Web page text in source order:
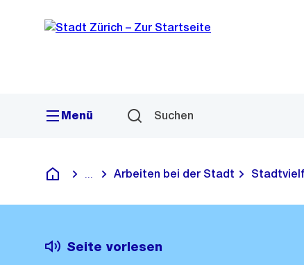
Navigation
Sprunglink
Menü Suchen
Deutsch
Blende alle Breadcrumbs ein
Arbeiten bei der Stadt
Seite vorlesen